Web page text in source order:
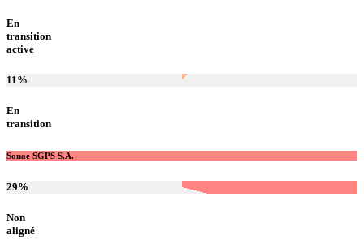
En
transition
active
11%
En
transition
Sonae SGPS S.A.
29%
Non
aligné